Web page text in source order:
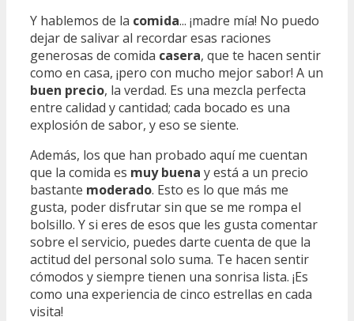
Y hablemos de la comida... ¡madre mía! No puedo
dejar de salivar al recordar esas raciones
generosas de comida casera, que te hacen sentir
como en casa, ¡pero con mucho mejor sabor! A un
buen precio, la verdad. Es una mezcla perfecta
entre calidad y cantidad; cada bocado es una
explosión de sabor, y eso se siente.
Además, los que han probado aquí me cuentan
que la comida es muy buena y está a un precio
bastante moderado. Esto es lo que más me
gusta, poder disfrutar sin que se me rompa el
bolsillo. Y si eres de esos que les gusta comentar
sobre el servicio, puedes darte cuenta de que la
actitud del personal solo suma. Te hacen sentir
cómodos y siempre tienen una sonrisa lista. ¡Es
como una experiencia de cinco estrellas en cada
visita!